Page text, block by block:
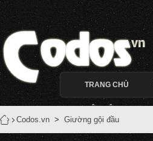
TRANG CHỦ
Codos.vn > Giường gội đầu